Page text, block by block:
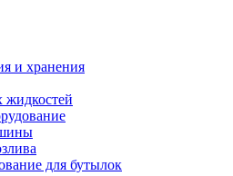
и хранения
для бутылок